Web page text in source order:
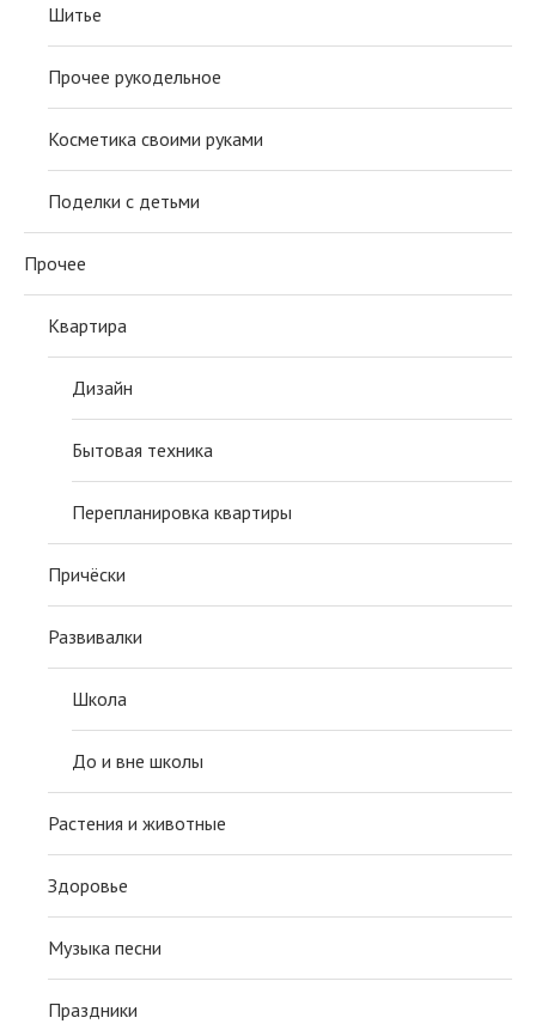
Шитье
Прочее рукодельное
Косметика своими руками
Поделки с детьми
Прочее
Квартира
Дизайн
Бытовая техника
Перепланировка квартиры
Причёски
Развивалки
Школа
До и вне школы
Растения и животные
Здоровье
Музыка песни
Праздники